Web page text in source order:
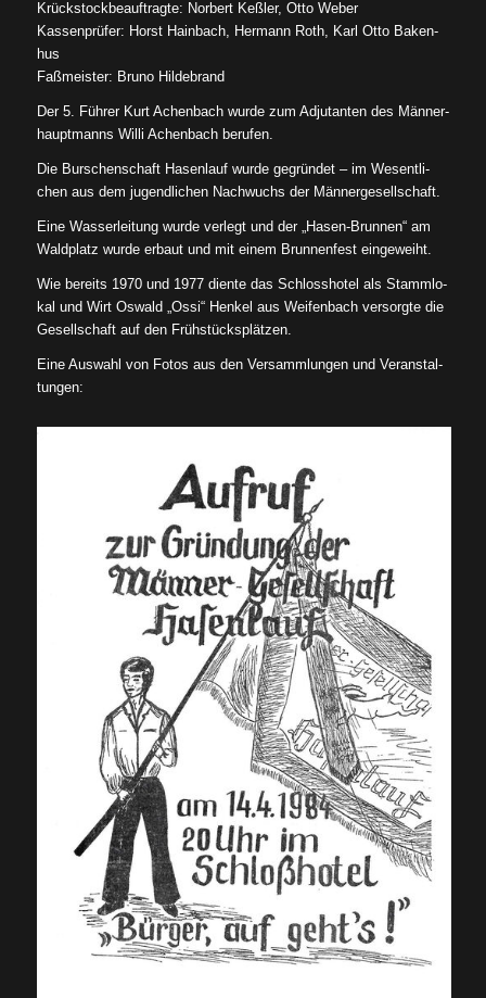
Krück­stock­be­auf­trag­te: Nor­bert Keß­ler, Otto Weber
Kas­sen­prü­fer: Horst Hain­bach, Her­mann Roth, Karl Otto Baken­
hus
Faß­meis­ter: Bru­no Hil­de­brand
Der 5. Füh­rer Kurt Achen­bach wur­de zum Adju­tan­ten des Män­ner­
haupt­manns Wil­li Achen­bach beru­fen.
Die Bur­schen­schaft Hasen­lauf wur­de gegrün­det – im Wesent­li­
chen aus dem jugend­li­chen Nach­wuchs der Män­ner­ge­sell­schaft.
Eine Was­ser­lei­tung wur­de ver­legt und der „Hasen-Brun­nen“ am
Wald­platz wur­de erbaut und mit einem Brun­nen­fest ein­ge­weiht.
Wie bereits 1970 und 1977 dien­te das Schloss­ho­tel als Stamm­lo­
kal und Wirt Oswald „Ossi“ Hen­kel aus Wei­fen­bach ver­sorg­te die
Gesell­schaft auf den Früh­stücks­plät­zen.
Eine Aus­wahl von Fotos aus den Ver­samm­lun­gen und Ver­an­stal­
tun­gen: